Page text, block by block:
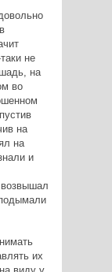
не
на
во
на
на
и
возвышал
их